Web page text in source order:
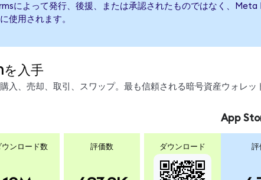
によって発行、後援、または承認されたものではなく、
使用されます。
入手
入、売却、取引、スワップ。最も信頼される暗号資産ウォレッ
ウンロード数 評価数 ダウンロード
App
評